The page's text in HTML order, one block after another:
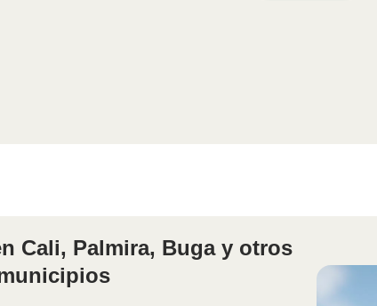
Cali, Palmira, Buga y otros